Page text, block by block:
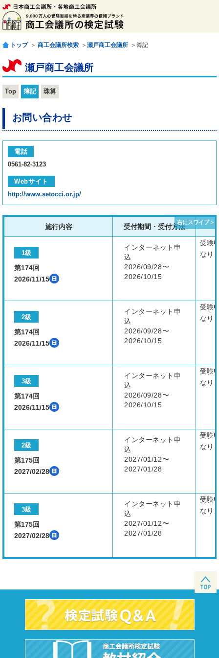
トップ ＞ 商工会議所検索 ＞ 瀬戸商工会議所 ＞簿記
瀬戸商工会議所
Top 簿記 珠算
お問い合わせ
電話
0561-82-3123
Webサイト
http://www.setocci.or.jp/
施行内容 受付期間・受付方法
1級
第174回
2026/11/15
インターネット申
込
2026/09/28〜
2026/10/15
受験
なり
2級
第174回
2026/11/15
インターネット申
込
2026/09/28〜
2026/10/15
受験
なり
3級
第174回
2026/11/15
インターネット申
込
2026/09/28〜
2026/10/15
受験
なり
2級
第175回
2027/02/28
インターネット申
込
2027/01/12〜
2027/01/28
受験
なり
3級
第175回
2027/02/28
インターネット申
込
2027/01/12〜
2027/01/28
受験
なり